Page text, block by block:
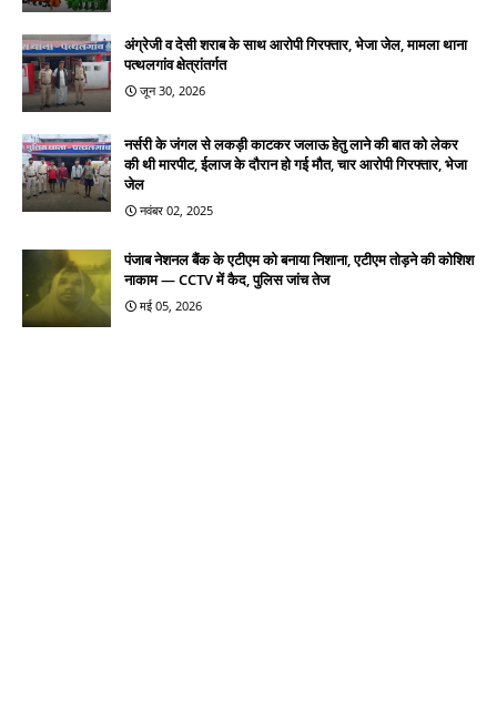
अंग्रेजी व देसी शराब के साथ आरोपी गिरफ्तार, भेजा जेल, मामला थाना
पत्थलगांव क्षेत्रांतर्गत
जून 30, 2026
नर्सरी के जंगल से लकड़ी काटकर जलाऊ हेतु लाने की बात को लेकर
की थी मारपीट, ईलाज के दौरान हो गई मौत, चार आरोपी गिरफ्तार, भेजा
जेल
नवंबर 02, 2025
पंजाब नेशनल बैंक के एटीएम को बनाया निशाना, एटीएम तोड़ने की कोशिश
नाकाम — CCTV में कैद, पुलिस जांच तेज
मई 05, 2026